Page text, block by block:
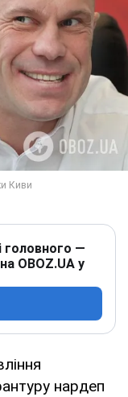
головного —
OBOZ.UA у
нардеп